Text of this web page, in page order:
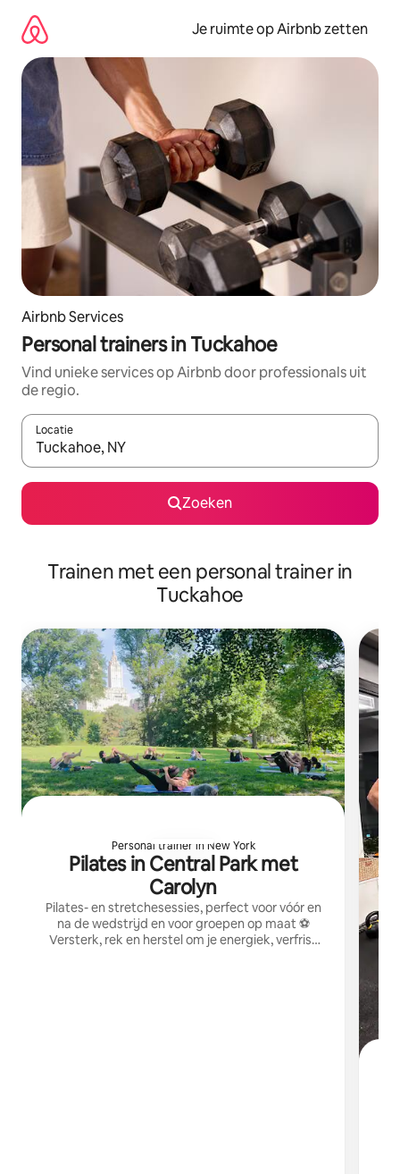
direct
naar
inhoud
Je ruimte op Airbnb zetten
Airbnb Services
Personal trainers in Tuckahoe
Vind unieke services op Airbnb door professionals uit
de regio.
Locatie
Wanneer er suggesties beschikbaar zijn, maak je een keuze
Zoeken
Trainen met een personal trainer in
Tuckahoe
Personal trainer in New York
Pilates in Central Park met
Carolyn
Pilates- en stretchesessies, perfect voor vóór en
na de wedstrijd en voor groepen op maat ⚽
Versterk, rek en herstel om je energiek, verfrist